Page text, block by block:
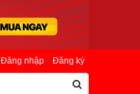
Đăng nhập Đăng ký